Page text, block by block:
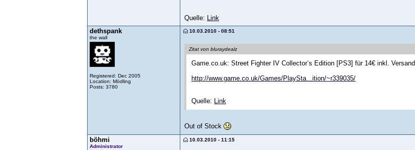
Quelle: Link
dethspank
the wall
Registered: Dec 2005
Location: Mödling
Posts: 3780
10.03.2010 - 08:51
Zitat von bluraydealz
Game.co.uk: Street Fighter IV Collector’s Edition [PS3] für 14€ inkl. Versand
http://www.game.co.uk/Games/PlaySta...ition/~r339035/
Quelle: Link
Out of Stock
böhmi
Administrator
10.03.2010 - 11:15